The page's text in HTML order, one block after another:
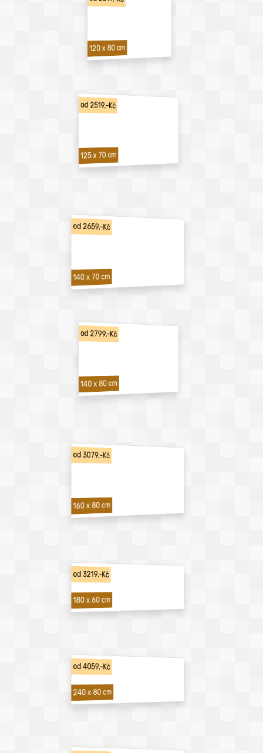
120 x 80 cm
od 2519,-Kč
125 x 70 cm
od 2659,-Kč
140 x 70 cm
od 2799,-Kč
140 x 80 cm
od 3079,-Kč
160 x 80 cm
od 3219,-Kč
180 x 60 cm
od 4059,-Kč
240 x 80 cm